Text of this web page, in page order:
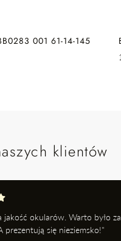
001 61-14-145
klientów
jakość okularów. Warto było
prezentują się nieziemsko!"